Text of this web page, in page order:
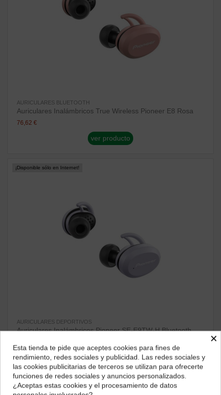
AURICULARES BLUETOOTH
Auriculares Inalámbricos True Wireless Pioneer E8 Rosa
76,62 €
ver producto
¡Disponible sólo en Internet!
AURICULARES DEPORTIVOS
Auriculares Inalámbricos Pioneer SE-E9TW-H Bluetooth,
97,96 €
ver producto
¿Dónde deseas recibir tu pedido?
Selecciona tu ubicación para mostrarte los precios e
impuestos correctos para tu región.
×
Esta tienda te pide que aceptes cookies para fines de
rendimiento, redes sociales y publicidad. Las redes sociales y
las cookies publicitarias de terceros se utilizan para ofrecerte
funciones de redes sociales y anuncios personalizados.
¿Aceptas estas cookies y el procesamiento de datos